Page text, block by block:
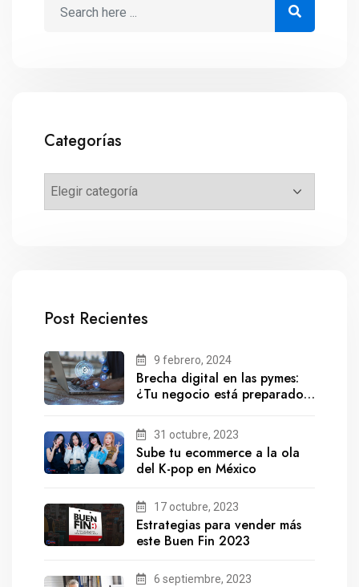
Categorías
Post Recientes
9 febrero, 2024
Brecha digital en las pymes:
¿Tu negocio está preparado
31 octubre, 2023
Sube tu ecommerce a la ola
del K-pop en México
17 octubre, 2023
Estrategias para vender más
este Buen Fin 2023
6 septiembre, 2023